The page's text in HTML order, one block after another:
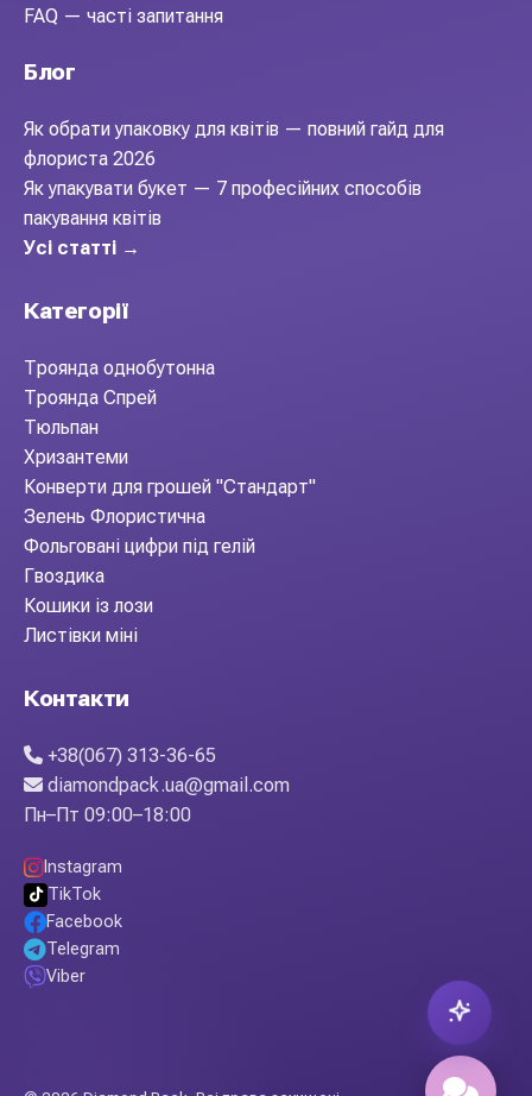
FAQ — часті запитання
Блог
Як обрати упаковку для квітів — повний гайд для
флориста 2026
Як упакувати букет — 7 професійних способів
пакування квітів
Усі статті →
Категорії
Троянда однобутонна
Троянда Спрей
Тюльпан
Хризантеми
Конверти для грошей "Стандарт"
Зелень Флористична
Фольговані цифри під гелій
Гвоздика
Кошики із лози
Листівки міні
Контакти
+38(067) 313-36-65
diamondpack.ua@gmail.com
Пн–Пт 09:00–18:00
Instagram
TikTok
Facebook
Telegram
Viber